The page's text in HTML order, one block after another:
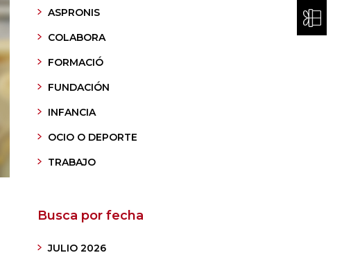
ASPRONIS
COLABORA
FORMACIÓ
FUNDACIÓN
INFANCIA
OCIO O DEPORTE
TRABAJO
Busca por fecha
JULIO 2026